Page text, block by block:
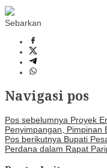
Sebarkan
Navigasi pos
Pos sebelumnya Proyek
Penyimpangan, Pimpinan
Pos berikutnya Bupati
Perdana dalam Rapat